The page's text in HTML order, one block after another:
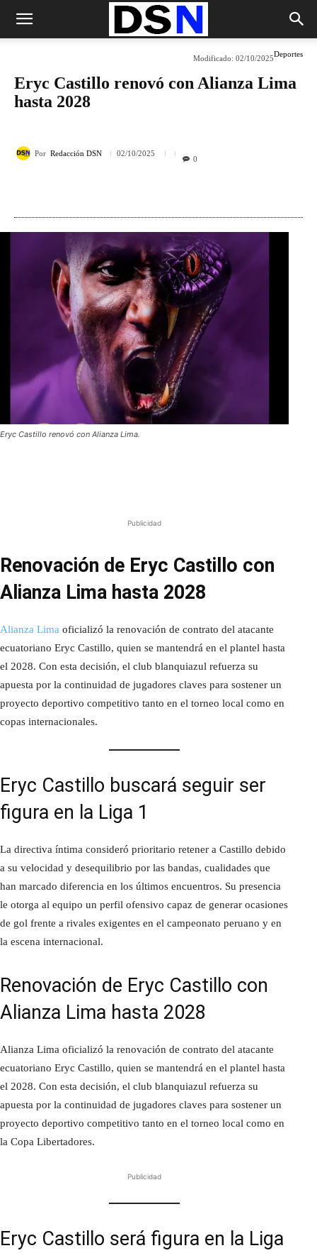
Deportes
Modificado: 02/10/2025
Eryc Castillo renovó con Alianza Lima
hasta 2028
Por Redacción DSN 02/10/2025
0
Eryc Castillo renovó con Alianza Lima.
Publicidad
Renovación de Eryc Castillo con
Alianza Lima hasta 2028
Alianza Lima oficializó la renovación de contrato del atacante
ecuatoriano Eryc Castillo, quien se mantendrá en el plantel hasta
el 2028. Con esta decisión, el club blanquiazul refuerza su
apuesta por la continuidad de jugadores claves para sostener un
proyecto deportivo competitivo tanto en el torneo local como en
copas internacionales.
Eryc Castillo buscará seguir ser
figura en la Liga 1
La directiva íntima consideró prioritario retener a Castillo debido
a su velocidad y desequilibrio por las bandas, cualidades que
han marcado diferencia en los últimos encuentros. Su presencia
le otorga al equipo un perfil ofensivo capaz de generar ocasiones
de gol frente a rivales exigentes en el campeonato peruano y en
la escena internacional.
Renovación de Eryc Castillo con
Alianza Lima hasta 2028
Alianza Lima oficializó la renovación de contrato del atacante
ecuatoriano Eryc Castillo, quien se mantendrá en el plantel hasta
el 2028. Con esta decisión, el club blanquiazul refuerza su
apuesta por la continuidad de jugadores claves para sostener un
proyecto deportivo competitivo tanto en el torneo local como en
la Copa Libertadores.
Publicidad
Eryc Castillo será figura en la Liga